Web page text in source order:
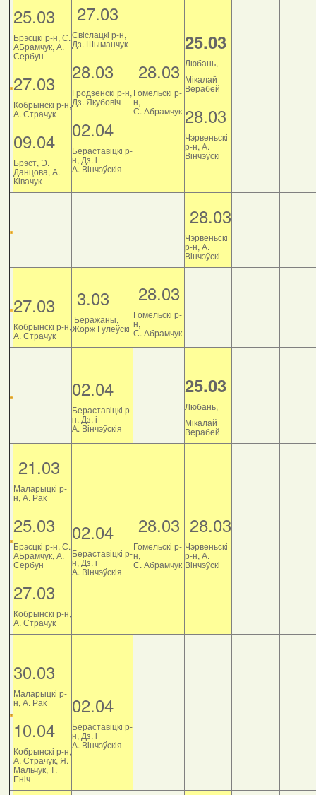
25.03
Брэсцкі р-н, С.
АБрамчук, А.
Сербун
27.03
Кобрынскі р-н,
А. Страчук
09.04
Брэст, Э.
Данцова, А.
Ківачук
27.03
Свіслацкі р-н,
Дз. Шыманчук
28.03
Гродзенскі р-н,
Дз. Якубовіч
02.04
Бераставіцкі р-
н, Дз. і
А. Вінчэўскія
28.03
Гомельскі р-
н,
С. Абрамчук
25.03
Любань,
Мікалай
Верабей
28.03
Чэрвеньскі
р-н, А.
Вінчэўскі
28.03
Чэрвеньскі
р-н, А.
Вінчэўскі
27.03
Кобрынскі р-н,
А. Страчук
3.03
Беражаны,
Жорж Гулеўскі
28.03
Гомельскі р-
н,
С. Абрамчук
02.04
Бераставіцкі р-
н, Дз. і
А. Вінчэўскія
25.03
Любань,
Мікалай
Верабей
21.03
Маларыцкі р-
н, А. Рак
25.03
Брэсцкі р-н, С.
АБрамчук, А.
Сербун
27.03
Кобрынскі р-н,
А. Страчук
02.04
Бераставіцкі р-
н, Дз. і
А. Вінчэўскія
28.03
Гомельскі р-
н,
С. Абрамчук
28.03
Чэрвеньскі
р-н, А.
Вінчэўскі
30.03
Маларыцкі р-
н, А. Рак
10.04
Кобрынскі р-н,
А. Страчук, Я.
Мальчук, Т.
Еніч
02.04
Бераставіцкі р-
н, Дз. і
А. Вінчэўскія